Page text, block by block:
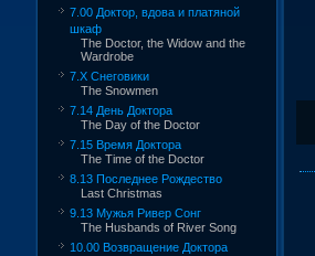
7.00 Доктор, вдова и платяной
шкаф
The Doctor, the Widow and the
Wardrobe
7.X Снеговики
The Snowmen
7.14 День Доктора
The Day of the Doctor
7.15 Время Доктора
The Time of the Doctor
8.13 Последнее Рождество
Last Christmas
9.13 Мужья Ривер Сонг
The Husbands of River Song
10.00 Возвращение Доктора